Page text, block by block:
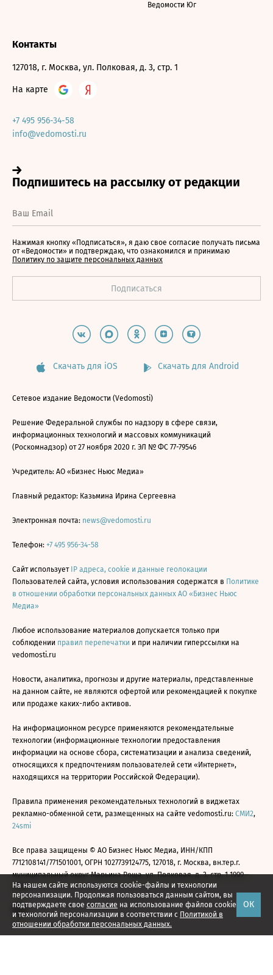
На нашем сайте используются cookie-файлы и технологии
персонализации. Продолжая пользоваться данным сайтом, вы
подтверждаете свое согласие на использование файлов cookie
и технологий персонализации в соответствии с Политикой в
отношении обработки персональных данных.
ОК
Ведомости Юг
Контакты
127018, г. Москва, ул. Полковая, д. 3, стр. 1
На карте
+7 495 956-34-58
info@vedomosti.ru
Нажимая кнопку «Подписаться», я даю свое согласие получать письма
от «Ведомости» и подтверждаю, что ознакомился и принимаю
Политику по защите персональных данных
Скачать для iOS Скачать для Android
Сетевое издание Ведомости (Vedomosti)
Решение Федеральной службы по надзору в сфере связи,
информационных технологий и массовых коммуникаций
(Роскомнадзор) от 27 ноября 2020 г. ЭЛ № ФС 77-79546
Учредитель: АО «Бизнес Ньюс Медиа»
Главный редактор: Казьмина Ирина Сергеевна
Электронная почта: news@vedomosti.ru
Телефон: +7 495 956-34-58
Сайт использует IP адреса, cookie и данные геолокации
Пользователей сайта, условия использования содержатся в Политике
в отношении обработки персональных данных АО «Бизнес Ньюс
Медиа»
Любое использование материалов допускается только при
соблюдении правил перепечатки и при наличии гиперссылки на
vedomosti.ru
Новости, аналитика, прогнозы и другие материалы, представленные
на данном сайте, не являются офертой или рекомендацией к покупке
или продаже каких-либо активов.
На информационном ресурсе применяются рекомендательные
технологии (информационные технологии предоставления
информации на основе сбора, систематизации и анализа сведений,
относящихся к предпочтениям пользователей сети «Интернет»,
находящихся на территории Российской Федерации).
Правила применения рекомендательных технологий в виджетах
рекламно-обменной сети, размещенных на сайте vedomosti.ru: СМИ2,
24smi
Все права защищены © АО Бизнес Ньюс Медиа, ИНН/КПП
7712108141/771501001, ОГРН 1027739124775, 127018, г. Москва, вн.тер.г.
муниципальный округ Марьина Роща, ул. Полковая, д. 3, стр. 1 1999—
2026